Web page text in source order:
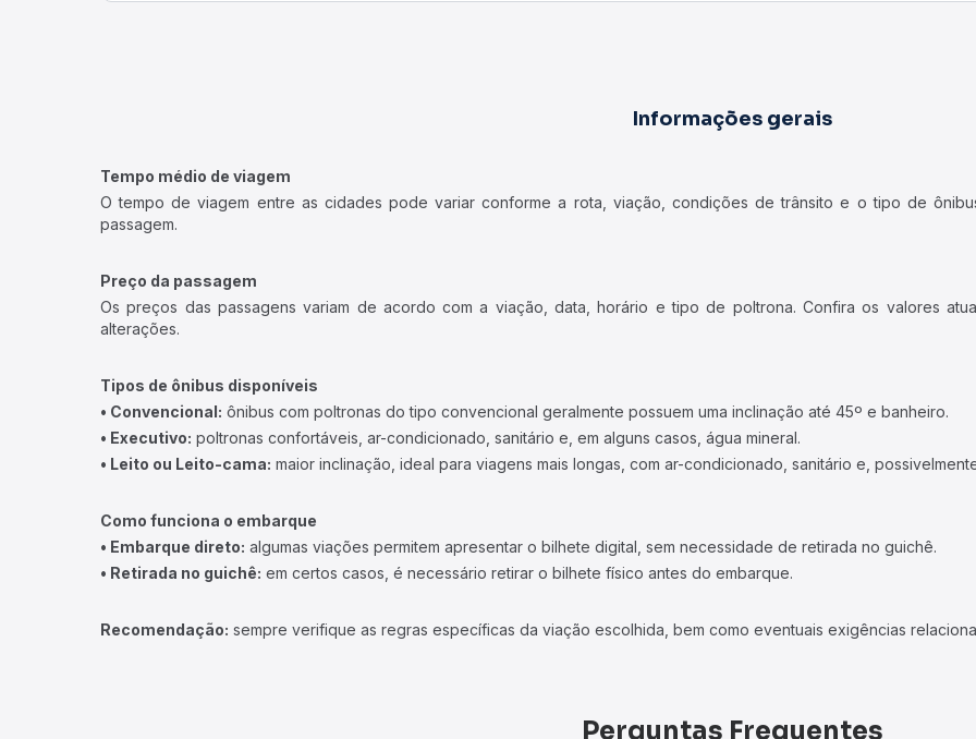
Informações gerais
Tempo médio de viagem
O tempo de viagem entre as cidades pode variar conforme a rota, viação, condições de trânsito e o tipo de
passagem.
Preço da passagem
Os preços das passagens variam de acordo com a viação, data, horário e tipo de poltrona. Confira os valores
alterações.
Tipos de ônibus disponíveis
• Convencional: ônibus com poltronas do tipo convencional geralmente possuem uma inclinação até 45º e banheiro.
• Executivo: poltronas confortáveis, ar-condicionado, sanitário e, em alguns casos, água mineral.
• Leito ou Leito-cama: maior inclinação, ideal para viagens mais longas, com ar-condicionado, sanitário e,
Como funciona o embarque
• Embarque direto: algumas viações permitem apresentar o bilhete digital, sem necessidade de retirada no guichê.
• Retirada no guichê: em certos casos, é necessário retirar o bilhete físico antes do embarque.
Recomendação: sempre verifique as regras específicas da viação escolhida, bem como eventuais exigências
Perguntas Frequentes